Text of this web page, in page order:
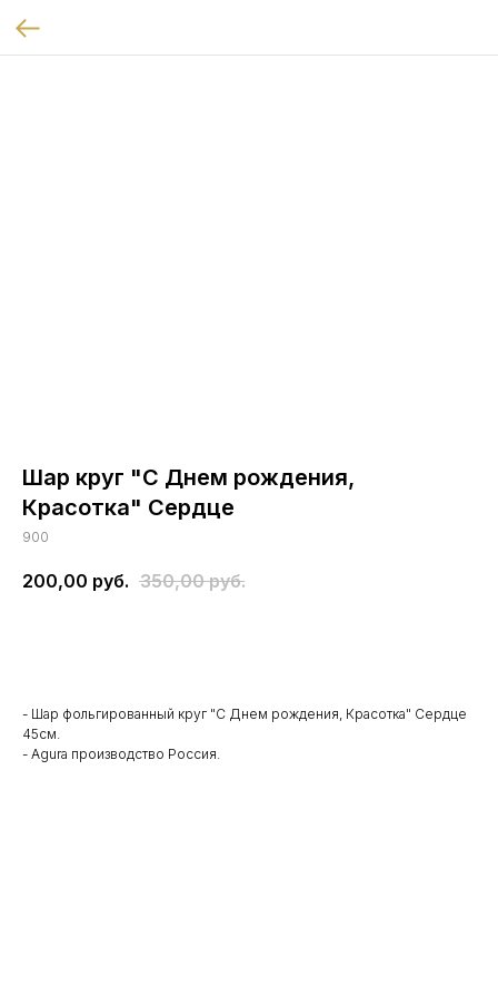
Шар круг "С Днем рождения,
Красотка" Сердце
900
200,00 руб. 350,00 руб.
- Шар фольгированный круг "С Днем рождения, Красотка" Сердце
45см.
- Agura производство Россия.